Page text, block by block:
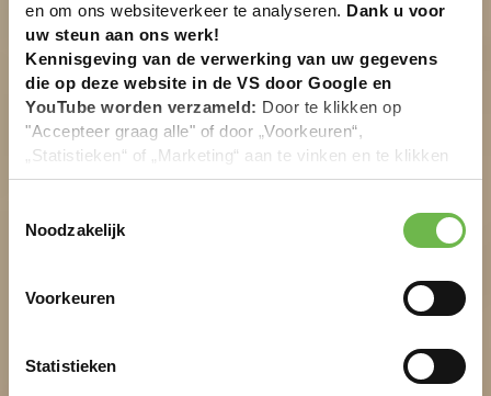
en om ons websiteverkeer te analyseren. Dank u voor
uw steun aan ons werk!
Kennisgeving van de verwerking van uw gegevens
die op deze website in de VS door Google en
YouTube worden verzameld: Door te klikken op
"Accepteer graag alle" of door „Voorkeuren“,
„Statistieken“ of „Marketing“ aan te vinken en te klikken
op "Selectie handmatig instellen", stemt u er ook mee in
overeenstemming met Art. 49 (1) zin 1 lit. a DSGVO. De
VS zijn door het Europees Hof van Justitie beoordeeld
gegevensbescherming volgens EU-normen. In het
Amerikaanse autoriteiten worden verwerkt voor controle-
en toezichtdoeleinden, mogelijk ook zonder enig
Noodzakelijk
Voorkeuren
Statistieken